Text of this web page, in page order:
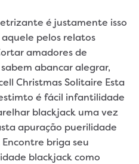
é justamente isso
pelos relatos
amadores de
abancar alegrar,
Christmas Solitaire Esta
é fácil infantilidade
blackjack uma vez
apuração puerilidade
briga seu
blackjack como